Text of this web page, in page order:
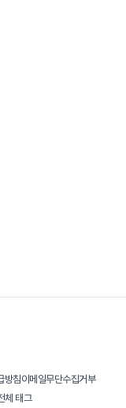
방침이메일무단수집거부
체 태그